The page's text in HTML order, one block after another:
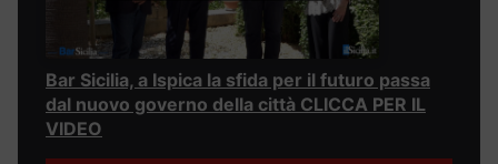
Bar Sicilia, a Ispica la sfida per il futuro passa
dal nuovo governo della città CLICCA PER IL
VIDEO